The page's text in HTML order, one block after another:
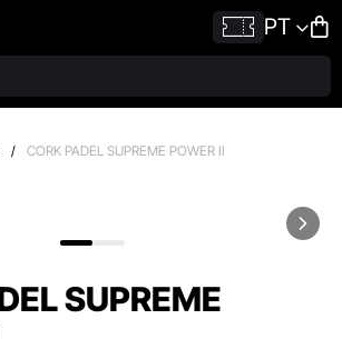
PT
/ CORK PADEL SUPREME POWER II
SUPREME